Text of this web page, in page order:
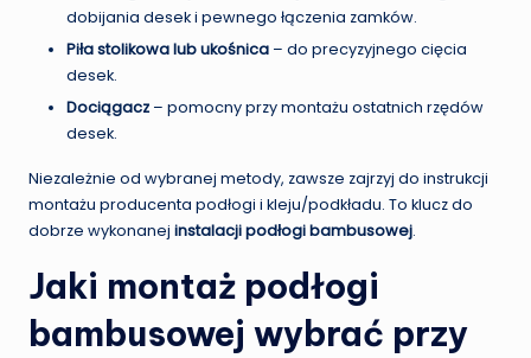
dobijania desek i pewnego łączenia zamków.
Piła stolikowa lub ukośnica – do precyzyjnego cięcia
desek.
Dociągacz – pomocny przy montażu ostatnich rzędów
desek.
Niezależnie od wybranej metody, zawsze zajrzyj do instrukcji
montażu producenta podłogi i kleju/podkładu. To klucz do
dobrze wykonanej instalacji podłogi bambusowej.
Jaki montaż podłogi
bambusowej wybrać przy